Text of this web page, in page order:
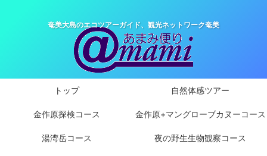
奄美大島のエコツアーガイド、観光ネットワーク奄美
トップ 自然体感ツアー
金作原探検コース 金作原+マングローブカヌーコース
湯湾岳コース 夜の野生生物観察コース